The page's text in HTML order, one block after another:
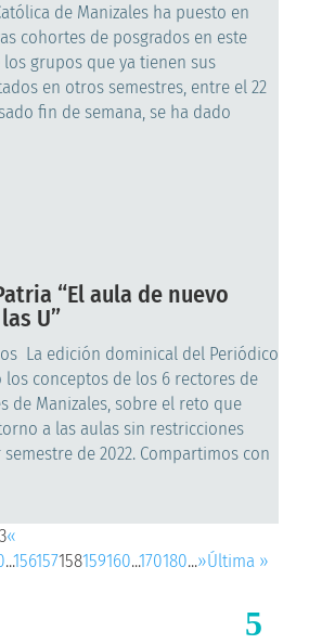
de Manizales ha puesto en
cohortes de posgrados en este
grupos que ya tienen sus
en otros semestres, entre el 22
fin de semana, se ha dado
“El aula de nuevo
U”
La edición dominical del Periódico
los conceptos de los 6 rectores de
de Manizales, sobre el reto que
a las aulas sin restricciones
de 2022. Compartimos con
«
...156157158159160...170180...»Última »